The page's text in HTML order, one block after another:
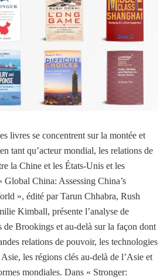
livres se concentrent sur la montée et
tant qu’acteur mondial, les relations de
la Chine et les États-Unis et les
China: Assessing China’s
», édité par Tarun Chhabra, Rush
Kimball, présente l’analyse de
de Brookings et au-delà sur la façon dont
relations de pouvoir, les technologies
les régions clés au-delà de l’Asie et
mondiales. Dans « Stronger: